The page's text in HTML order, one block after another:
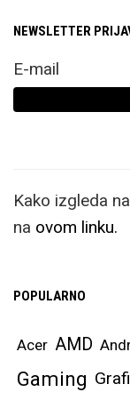
NEWSLETTER
E-mail
Kako izgleda
na ovom linku.
POPULARNO
Acer AMD
Gaming